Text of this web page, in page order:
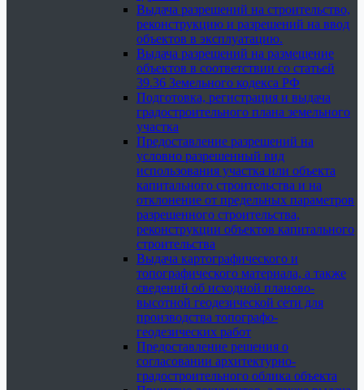
Выдача разрешений на строительство,
реконструкцию и разрешений на ввод
объектов в эксплуатацию.
Выдача разрешений на размещение
объектов в соответствии со статьей
39.36 Земельного кодекса РФ
Подготовка, регистрация и выдача
градостроительного плана земельного
участка
Предоставление разрешений на
условно разрешенный вид
использования участка или объекта
капитального строительства и на
отклонение от предельных параметров
разрешенного строительства,
реконструкции объектов капитального
строительства
Выдача картографического и
топографического материала, а также
сведений об исходной планово-
высотной геодезической сети для
производства топографо-
геодезических работ
Предоставление решения о
согласовании архитектурно-
градостроительного облика объекта